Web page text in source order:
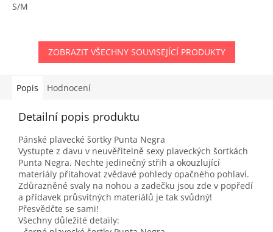
S/M
ZOBRAZIT VŠECHNY SOUVISEJÍCÍ PRODUKTY
Popis Hodnocení
Detailní popis produktu
Pánské plavecké šortky Punta Negra
Vystupte z davu v neuvěřitelně sexy plaveckých šortkách
Punta Negra. Nechte jedinečný střih a okouzlující
materiály přitahovat zvědavé pohledy opačného pohlaví.
Zdůrazněné svaly na nohou a zadečku jsou zde v popředí
a přídavek průsvitných materiálů je tak svůdný!
Přesvědčte se sami!
Všechny důležité detaily: